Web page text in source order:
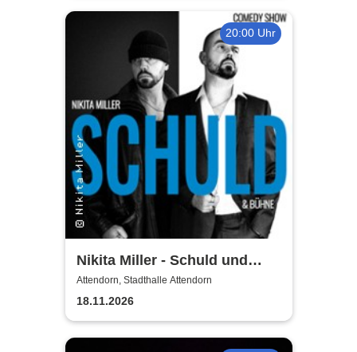
20:00 Uhr
Nikita Miller - Schuld und
Bühne
Attendorn, Stadthalle Attendorn
18.11.2026